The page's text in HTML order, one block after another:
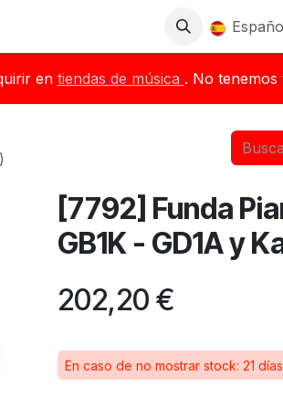
en tiendas de música . No tenemos
[7792] Funda
GB1K - GD1A y
202,20 €
En caso de no mostrar stock: 21